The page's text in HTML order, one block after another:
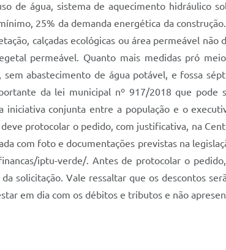
de água, sistema de aquecimento hidráulico
25% da demanda energética da
calçadas ecológicas ou área permeável
permeável. Quanto mais medidas pró
sem abastecimento de água potável, e fossa
da lei municipal nº 917/2018 que pode
iniciativa conjunta entre a população e o
protocolar o pedido, com justificativa, na
com foto e documentações previstas na
iptu-verde/. Antes de protocolar o
solicitação. Vale ressaltar que os descontos
em dia com os débitos e tributos e não